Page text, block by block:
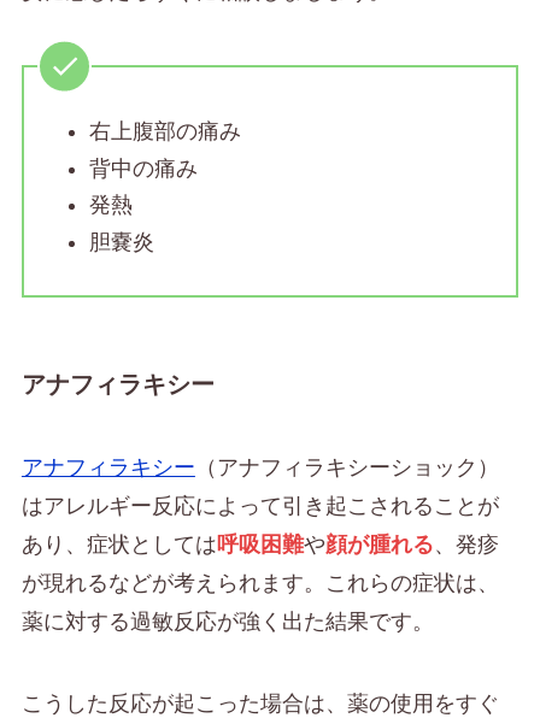
右上腹部の痛み
背中の痛み
発熱
胆嚢炎
アナフィラキシー
アナフィラキシー （アナフィラキシーショック）
はアレルギー反応によって引き起こされることが
あり、症状としては呼吸困難や顔が腫れる、発疹
が現れるなどが考えられます。これらの症状は、
薬に対する過敏反応が強く出た結果です。
こうした反応が起こった場合は、薬の使用をすぐ